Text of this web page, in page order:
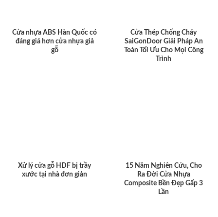
Cửa nhựa ABS Hàn Quốc có
đáng giá hơn cửa nhựa giả
gỗ
Cửa Thép Chống Cháy
SaiGonDoor Giải Pháp An
Toàn Tối Ưu Cho Mọi Công
Trình
Xử lý cửa gỗ HDF bị trầy
xước tại nhà đơn giản
15 Năm Nghiên Cứu, Cho
Ra Đời Cửa Nhựa
Composite Bền Đẹp Gấp 3
Lần